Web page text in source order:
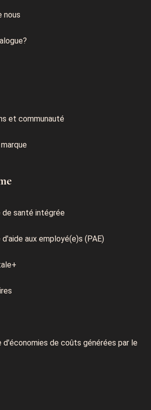
nous
et communauté
santé intégrée
aux employé(e)s (PAE)
d'économies de coûts générées par le